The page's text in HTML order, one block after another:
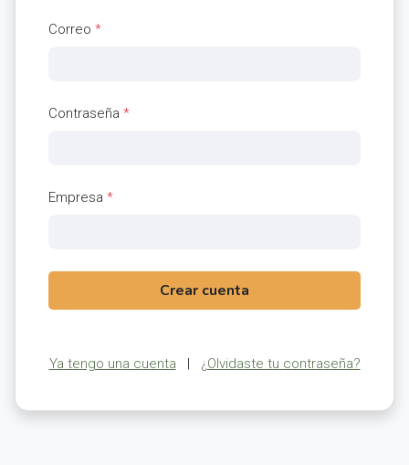
Correo *
Contraseña *
Empresa *
Crear cuenta
Ya tengo una cuenta | ¿Olvidaste tu contraseña?